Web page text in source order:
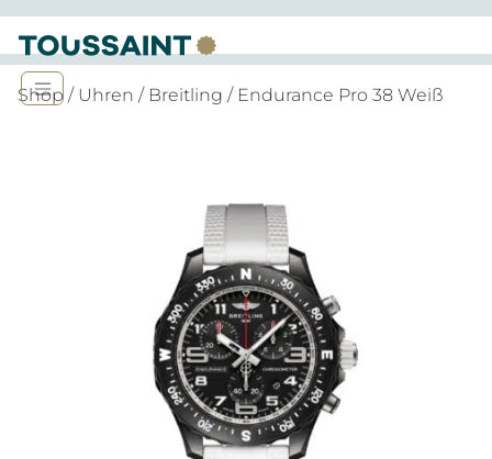
Shop / Uhren / Breitling / Endurance Pro 38 Weiß